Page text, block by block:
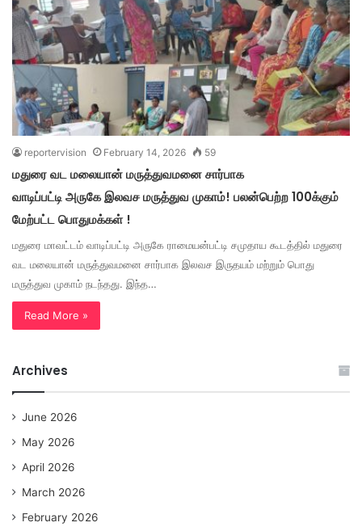
reportervision February 14, 2026 59
மதுரை வட மலையான் மருத்துவமனை சார்பாக
வாடிப்பட்டி அருகே இலவச மருத்துவ முகாம்! பலன்பெற்ற 100க்கும்
மேற்பட்ட பொதுமக்கள் !
மதுரை மாவட்டம் வாடிப்பட்டி அருகே ராமையன்பட்டி சமுதாய கூடத்தில் மதுரை
வட மலையான் மருத்துவமனை சார்பாக இலவச இருதயம் மற்றும் பொது
மருத்துவ முகாம் நடந்தது. இந்த…
Read More »
Archives
June 2026
May 2026
April 2026
March 2026
February 2026